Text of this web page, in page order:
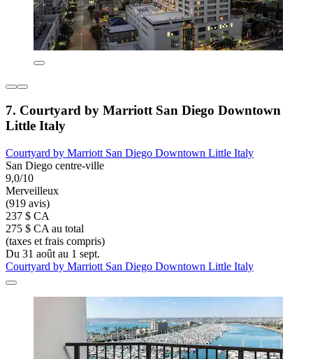
7. Courtyard by Marriott San Diego Downtown
Little Italy
Courtyard by Marriott San Diego Downtown Little Italy
San Diego centre-ville
9,0/10
Merveilleux
(919 avis)
237 $ CA
275 $ CA au total
(taxes et frais compris)
Du 31 août au 1 sept.
Courtyard by Marriott San Diego Downtown Little Italy